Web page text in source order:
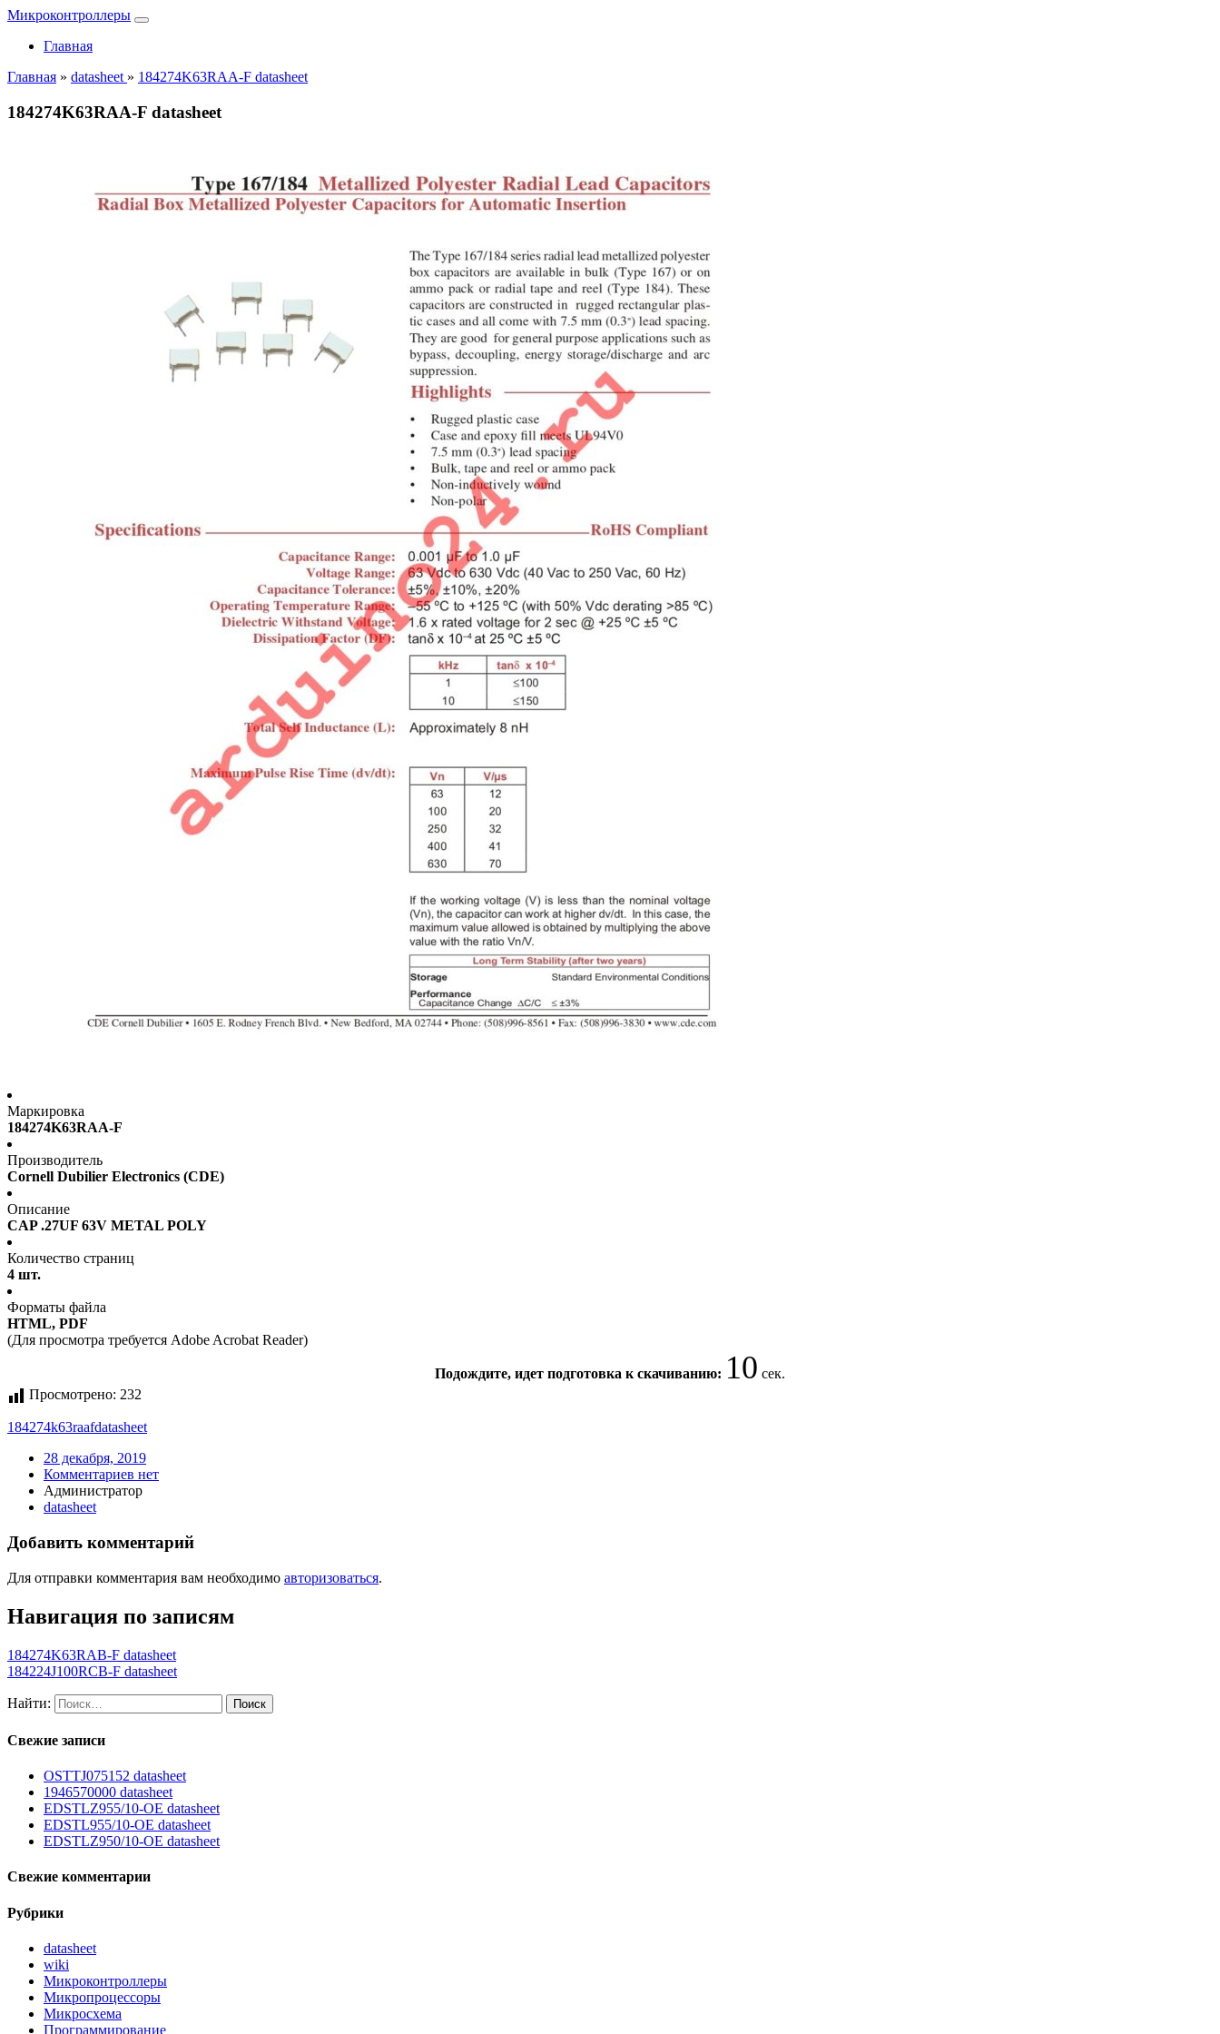
Микроконтроллеры
Главная
Главная » datasheet » 184274K63RAA-F datasheet
184274K63RAA-F datasheet
Маркировка
184274K63RAA-F
Производитель
Cornell Dubilier Electronics (CDE)
Описание
CAP .27UF 63V METAL POLY
Количество страниц
4 шт.
Форматы файла
HTML, PDF
(Для просмотра требуется Adobe Acrobat Reader)
Подождите, идет подготовка к скачиванию: 10 сек.
Просмотрено: 232
184274k63raafdatasheet
28 декабря, 2019
Комментариев нет
Администратор
datasheet
Добавить комментарий
Для отправки комментария вам необходимо авторизоваться.
Навигация по записям
184274K63RAB-F datasheet
184224J100RCB-F datasheet
Найти:
Свежие записи
OSTTJ075152 datasheet
1946570000 datasheet
EDSTLZ955/10-OE datasheet
EDSTL955/10-OE datasheet
EDSTLZ950/10-OE datasheet
Свежие комментарии
Рубрики
datasheet
wiki
Микроконтроллеры
Микропроцессоры
Микросхема
Программирование